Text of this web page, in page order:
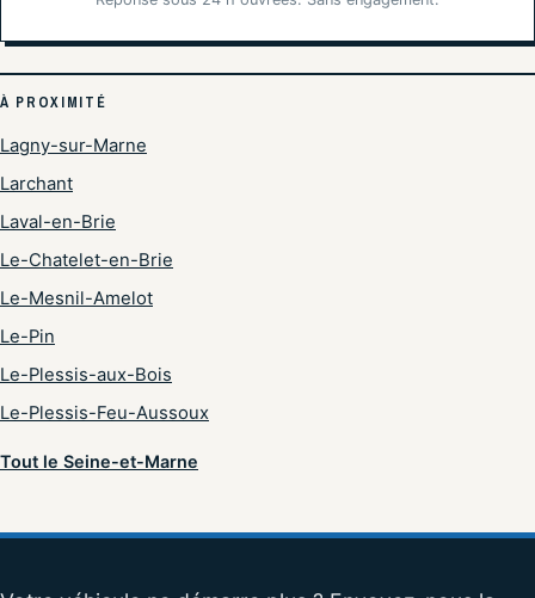
À PROXIMITÉ
Lagny-sur-Marne
Larchant
Laval-en-Brie
Le-Chatelet-en-Brie
Le-Mesnil-Amelot
Le-Pin
Le-Plessis-aux-Bois
Le-Plessis-Feu-Aussoux
Tout le Seine-et-Marne